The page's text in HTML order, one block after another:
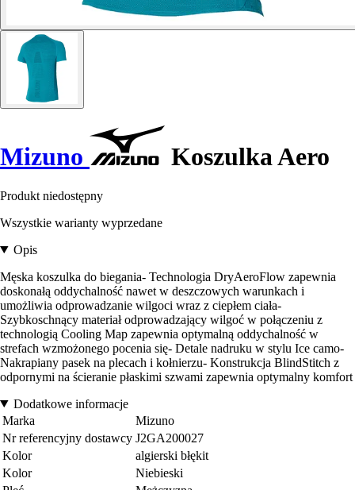
Mizuno Koszulka Aero
Produkt niedostępny
Wszystkie warianty wyprzedane
Opis
Męska koszulka do biegania- Technologia DryAeroFlow zapewnia
doskonałą oddychalność nawet w deszczowych warunkach i
umożliwia odprowadzanie wilgoci wraz z ciepłem ciała-
Szybkoschnący materiał odprowadzający wilgoć w połączeniu z
technologią Cooling Map zapewnia optymalną oddychalność w
strefach wzmożonego pocenia się- Detale nadruku w stylu Ice camo-
Nakrapiany pasek na plecach i kołnierzu- Konstrukcja BlindStitch z
odpornymi na ścieranie płaskimi szwami zapewnia optymalny komfort
Dodatkowe informacje
Marka
Mizuno
Nr referencyjny dostawcy J2GA200027
Kolor
algierski błękit
Kolor
Niebieski